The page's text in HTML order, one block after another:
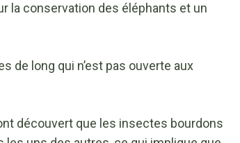
la conservation des éléphants et un
de long qui n’est pas ouverte aux
découvert que les insectes bourdons